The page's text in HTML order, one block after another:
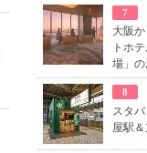
7
大阪
トホ
場」
8
スタ
屋駅